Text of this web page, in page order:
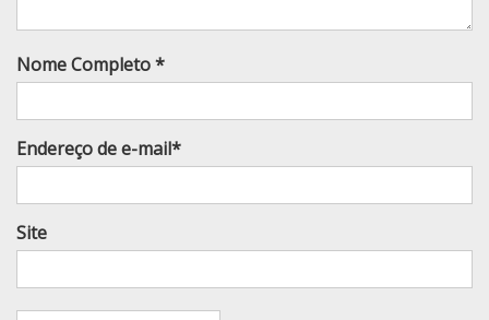
Nome Completo *
Endereço de e-mail*
Site